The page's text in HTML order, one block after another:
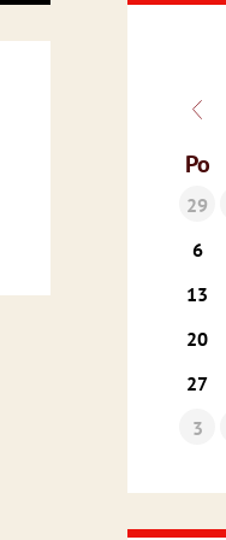
Po
29
6
13
20
27
3